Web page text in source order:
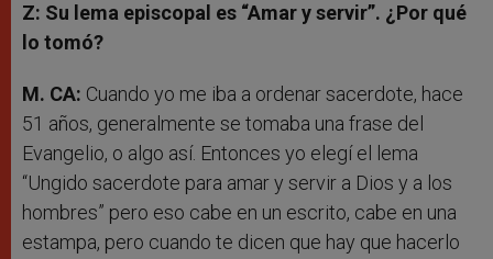
Z: Su lema episcopal es “Amar y servir”. ¿Por qué
lo tomó?
M. CA: Cuando yo me iba a ordenar sacerdote, hace
51 años, generalmente se tomaba una frase del
Evangelio, o algo así. Entonces yo elegí el lema
“Ungido sacerdote para amar y servir a Dios y a los
hombres” pero eso cabe en un escrito, cabe en una
estampa, pero cuando te dicen que hay que hacerlo